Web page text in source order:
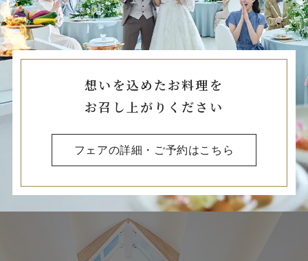
想いを込めたお料理を
お召し上がりください
フェアの詳細・ご予約はこちら